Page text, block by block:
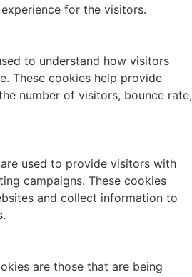
for the visitors.
to understand how visitors
These cookies help provide
number of visitors, bounce rate,
used to provide visitors with
campaigns. These cookies
and collect information to
are those that are being